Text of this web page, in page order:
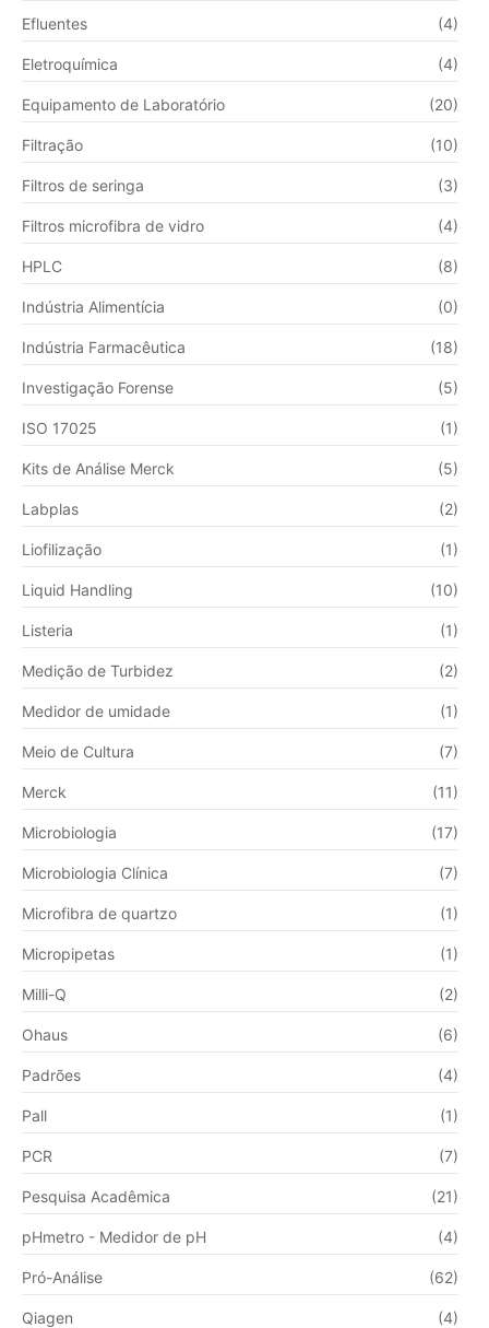
Efluentes (4)
Eletroquímica (4)
Equipamento de Laboratório (20)
Filtração (10)
Filtros de seringa (3)
Filtros microfibra de vidro (4)
HPLC (8)
Indústria Alimentícia (0)
Indústria Farmacêutica (18)
Investigação Forense (5)
ISO 17025 (1)
Kits de Análise Merck (5)
Labplas (2)
Liofilização (1)
Liquid Handling (10)
Listeria (1)
Medição de Turbidez (2)
Medidor de umidade (1)
Meio de Cultura (7)
Merck (11)
Microbiologia (17)
Microbiologia Clínica (7)
Microfibra de quartzo (1)
Micropipetas (1)
Milli-Q (2)
Ohaus (6)
Padrões (4)
Pall (1)
PCR (7)
Pesquisa Acadêmica (21)
pHmetro - Medidor de pH (4)
Pró-Análise (62)
Qiagen (4)